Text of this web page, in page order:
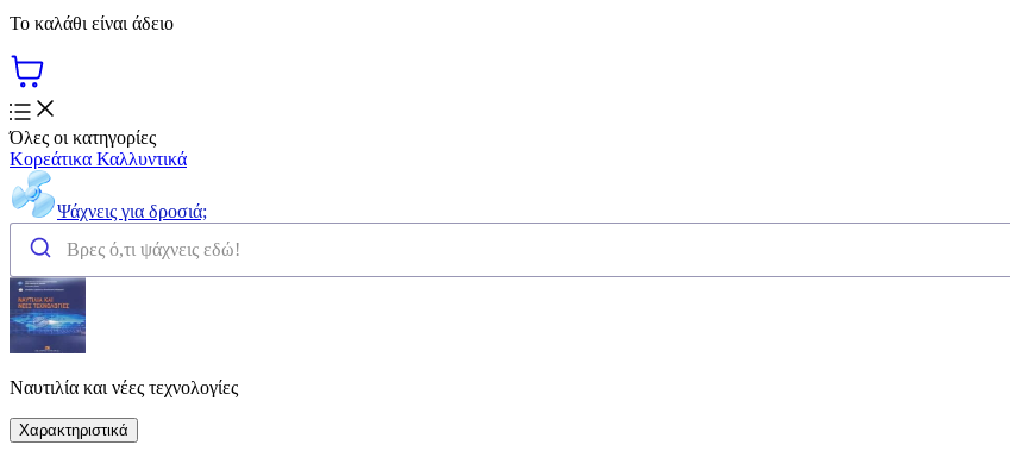
Το καλάθι είναι άδειο
Όλες οι κατηγορίες
Κορεάτικα Καλλυντικά
Ψάχνεις για δροσιά;
Ναυτιλία και νέες τεχνολογίες
Χαρακτηριστικά